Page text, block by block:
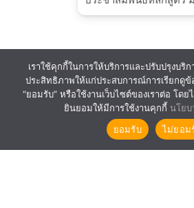
เราใช้คุกกี้ในการให้บริการและปรับปรุงบริ
ประสิทธิภาพให้แก่ประสบการณ์การเรียก
“ยอมรับ” หรือใช้งานเว็บไซต์ของเราต่อ โด
ยินยอมให้มีการใช้งานคุกกี้ นโยบ
ยอมรับ
ไม่ยอม